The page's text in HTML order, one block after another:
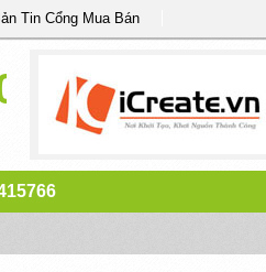
Tin Cổng Mua Bán